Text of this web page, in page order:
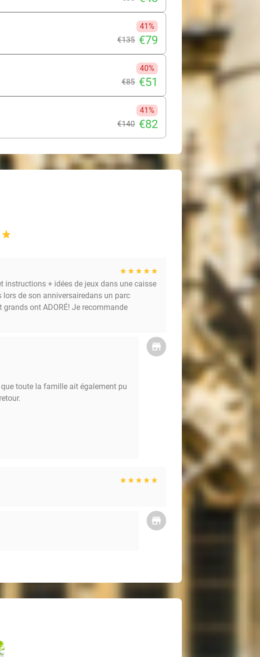
41%
€135 €79
40%
€85 €51
41%
€140 €82
instructions + idées de jeux dans une caisse
de son anniversairedans un parc
ont ADORÉ! Je recommande
toute la famille ait également pu